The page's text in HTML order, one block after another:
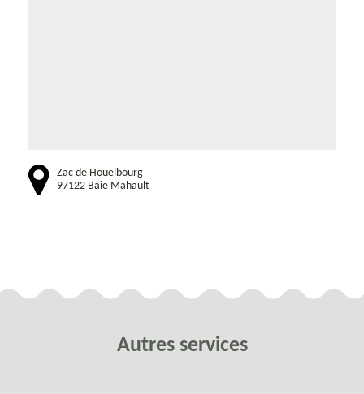
Zac de Houelbourg
97122 Baie Mahault
Autres services